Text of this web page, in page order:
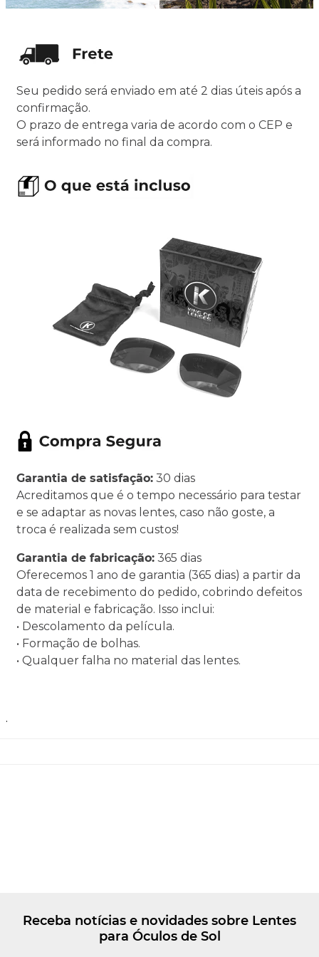
Seu pedido será enviado em até 2 dias úteis após a
confirmação.
O prazo de entrega varia de acordo com o CEP e
será informado no final da compra.
Garantia de satisfação: 30 dias
Acreditamos que é o tempo necessário para testar
e se adaptar as novas lentes, caso não goste, a
troca é realizada sem custos!
Garantia de fabricação: 365 dias
Oferecemos 1 ano de garantia (365 dias) a partir da
data de recebimento do pedido, cobrindo defeitos
de material e fabricação. Isso inclui:
• Descolamento da película.
• Formação de bolhas.
• Qualquer falha no material das lentes.
.
Receba notícias e novidades sobre Lentes
para Óculos de Sol